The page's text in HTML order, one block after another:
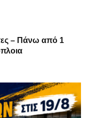
– Πάνω από 1